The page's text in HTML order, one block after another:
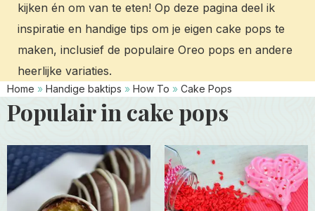
kijken én om van te eten! Op deze pagina deel ik
inspiratie en handige tips om je eigen cake pops te
maken, inclusief de populaire Oreo pops en andere
heerlijke variaties.
Home » Handige baktips » How To » Cake Pops
Populair in cake pops
Read
more
about
Choco
Read
more
about
Valentijn